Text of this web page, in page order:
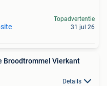
Topadvertentie
31 jul 26
Broodtrommel Vierkant
Details